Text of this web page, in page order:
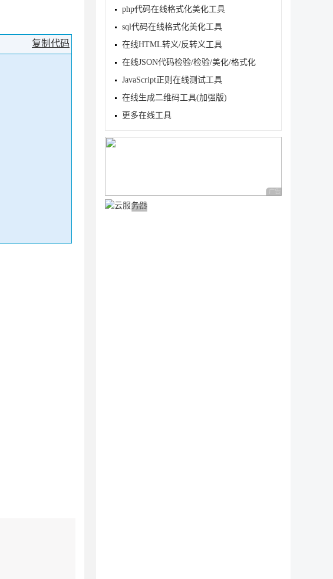
复制代码
php代码在线格式化美化工具
sql代码在线格式化美化工具
在线HTML转义/反转义工具
在线JSON代码检验/检验/美化/格式化
JavaScript正则在线测试工具
在线生成二维码工具(加强版)
更多在线工具
广告 商业广告，理性
广告 商业广告，理性选择